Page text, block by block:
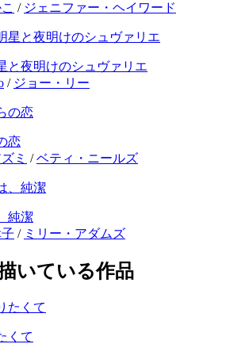
/ ジェニファー・ヘイワード
と夜明けのシュヴァリエ
/ ジョー・リー
恋
ミ /ベティ・ニールズ
純潔
/ ミリー・アダムズ
いている作品
くて